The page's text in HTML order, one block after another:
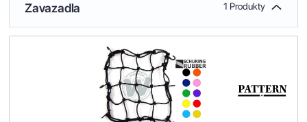
Zavazadla 1 Produkty